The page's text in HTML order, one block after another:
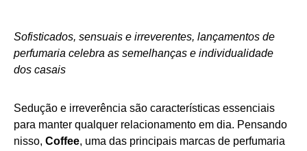
Sofisticados, sensuais e irreverentes, lançamentos de
perfumaria celebra as semelhanças e individualidade
dos casais
Sedução e irreverência são características essenciais
para manter qualquer relacionamento em dia. Pensando
nisso, Coffee, uma das principais marcas de perfumaria